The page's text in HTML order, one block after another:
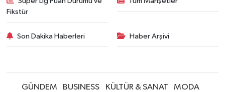
Fikstür
Son Dakika Haberleri Haber Arşivi
GÜNDEM BUSINESS KÜLTÜR & SANAT
MODA